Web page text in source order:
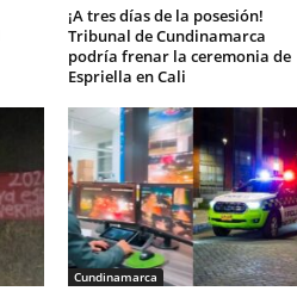
¡A tres días de la posesión!
Tribunal de Cundinamarca
podría frenar la ceremonia de
Espriella en Cali
Cundinamarca